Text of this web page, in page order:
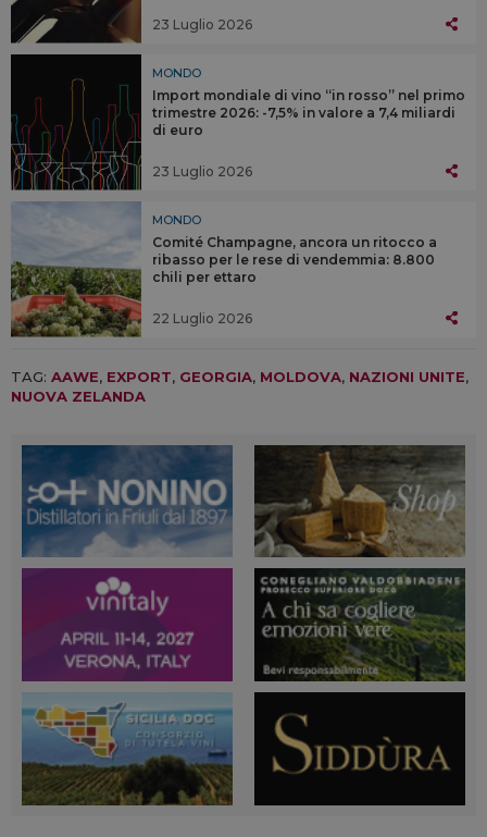
23 Luglio 2026
MONDO
Import mondiale di vino “in rosso” nel primo
trimestre 2026: -7,5% in valore a 7,4 miliardi
di euro
23 Luglio 2026
MONDO
Comité Champagne, ancora un ritocco a
ribasso per le rese di vendemmia: 8.800
chili per ettaro
22 Luglio 2026
TAG: AAWE, EXPORT, GEORGIA, MOLDOVA, NAZIONI UNITE,
NUOVA ZELANDA